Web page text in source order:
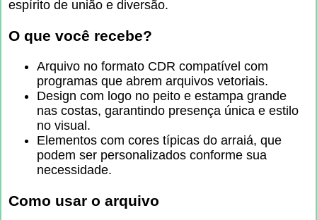
espírito de união e diversão.
O que você recebe?
Arquivo no formato CDR compatível com
programas que abrem arquivos vetoriais.
Design com logo no peito e estampa grande
nas costas, garantindo presença única e estilo
no visual.
Elementos com cores típicas do arraiá, que
podem ser personalizados conforme sua
necessidade.
Como usar o arquivo